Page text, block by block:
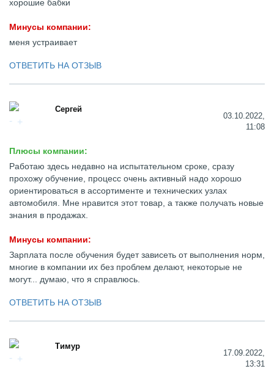
хорошие бабки
Минусы компании:
меня устраивает
ОТВЕТИТЬ НА ОТЗЫВ
Сергей
03.10.2022,
11:08
Плюсы компании:
Работаю здесь недавно на испытательном сроке, сразу
прохожу обучение, процесс очень активный надо хорошо
ориентироваться в ассортименте и технических узлах
автомобиля. Мне нравится этот товар, а также получать новые
знания в продажах.
Минусы компании:
Зарплата после обучения будет зависеть от выполнения норм,
многие в компании их без проблем делают, некоторые не
могут... думаю, что я справлюсь.
ОТВЕТИТЬ НА ОТЗЫВ
Тимур
17.09.2022,
13:31